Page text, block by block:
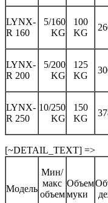
LYNX-
R 160
5/160
KG
100
KG
LYNX-
R 200
5/200
KG
125
KG
LYNX-
R 250
10/250
KG
150
KG
[~DETAIL_TEXT] =>
Модель
Мин/
макс
объем
Объем
муки